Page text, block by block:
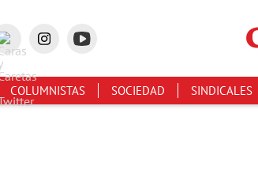
COLUMNISTAS SOCIEDAD SINDICALES